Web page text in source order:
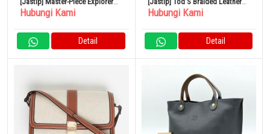
2WAY Backpack
Hubungi Kami
Detail
Cape Bag Small
Hubungi Kami
Detail